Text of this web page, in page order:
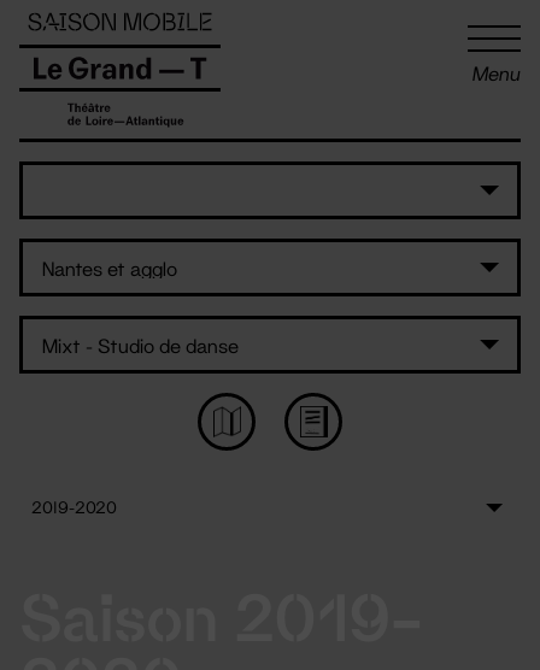
Menu
Panneau de gestion des cookies